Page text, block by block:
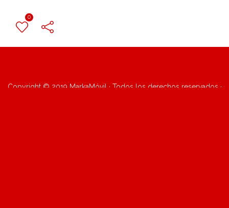
0
Copyright © 2019 MarkaMóvil · Todos los derechos reservados ·